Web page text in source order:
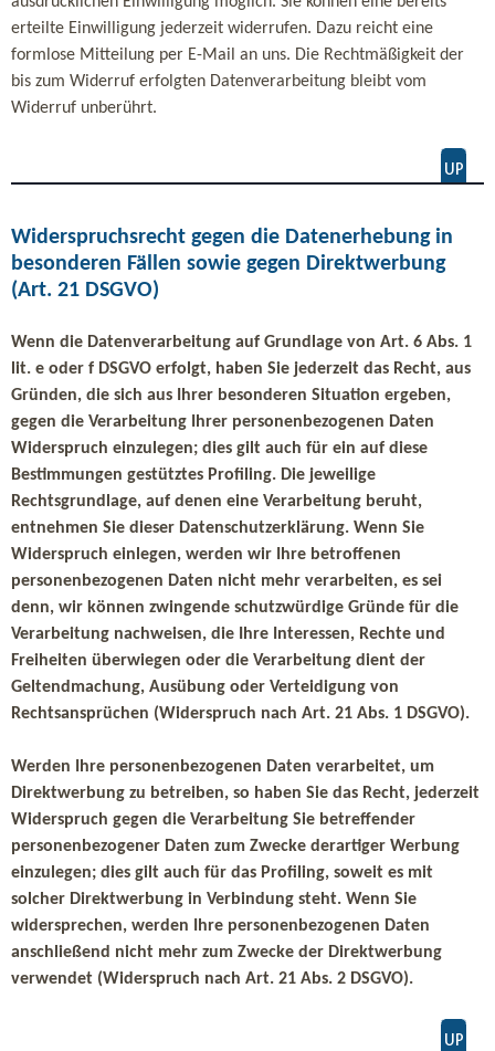
erteilte Einwilligung jederzeit widerrufen. Dazu reicht eine
formlose Mitteilung per E-Mail an uns. Die Rechtmäßigkeit der
bis zum Widerruf erfolgten Datenverarbeitung bleibt vom
Widerruf unberührt.
Widerspruchsrecht gegen die Datenerhebung in
besonderen Fällen sowie gegen Direktwerbung
(Art. 21 DSGVO)
Wenn die Datenverarbeitung auf Grundlage von Art. 6 Abs. 1
lit. e oder f DSGVO erfolgt, haben Sie jederzeit das Recht, aus
Gründen, die sich aus Ihrer besonderen Situation ergeben,
gegen die Verarbeitung Ihrer personenbezogenen Daten
Widerspruch einzulegen; dies gilt auch für ein auf diese
Bestimmungen gestütztes Profiling. Die jeweilige
Rechtsgrundlage, auf denen eine Verarbeitung beruht,
entnehmen Sie dieser Datenschutzerklärung. Wenn Sie
Widerspruch einlegen, werden wir Ihre betroffenen
personenbezogenen Daten nicht mehr verarbeiten, es sei
denn, wir können zwingende schutzwürdige Gründe für die
Verarbeitung nachweisen, die Ihre Interessen, Rechte und
Freiheiten überwiegen oder die Verarbeitung dient der
Geltendmachung, Ausübung oder Verteidigung von
Rechtsansprüchen (Widerspruch nach Art. 21 Abs. 1 DSGVO).
Werden Ihre personenbezogenen Daten verarbeitet, um
Direktwerbung zu betreiben, so haben Sie das Recht, jederzeit
Widerspruch gegen die Verarbeitung Sie betreffender
personenbezogener Daten zum Zwecke derartiger Werbung
einzulegen; dies gilt auch für das Profiling, soweit es mit
solcher Direktwerbung in Verbindung steht. Wenn Sie
widersprechen, werden Ihre personenbezogenen Daten
anschließend nicht mehr zum Zwecke der Direktwerbung
verwendet (Widerspruch nach Art. 21 Abs. 2 DSGVO).